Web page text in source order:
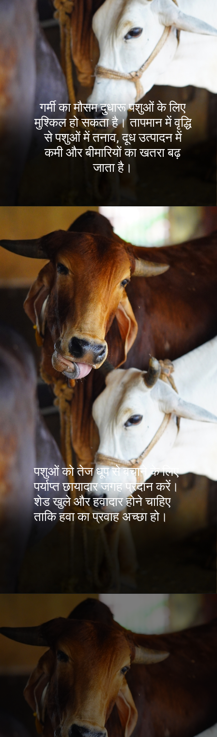
गर्मी का मौसम दुधारू पशुओं के लिए
मुश्किल हो सकता है। तापमान में वृद्धि
से पशुओं में तनाव, दूध उत्पादन में
कमी और बीमारियों का खतरा बढ़
जाता है।
पशुओं को तेज धूप से बचाने के लिए
पर्याप्त छायादार जगह प्रदान करें।
शेड खुले और हवादार होने चाहिए
ताकि हवा का प्रवाह अच्छा हो।